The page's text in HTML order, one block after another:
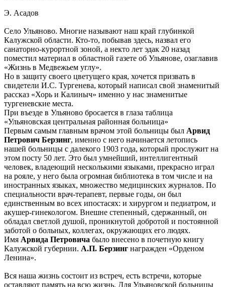
Э. Асадов
Село Ульяново. Многие называют наш край глубинкой
Калужской области. Кто-то, побывав здесь, назвал его
санаторно-курортной зоной, а некто лет эдак 20 назад
поместил материал в областной газете об Ульянове, озаглавив
«Жизнь в Медвежьем углу».
Но в защиту своего цветущего края, хочется призвать в
свидетели И.С. Тургенева, который написал свой знаменитый
рассказ «Хорь и Калиныч» именно у нас знаменитые
тургеневские места.
При въезде в Ульяново бросается в глаза таблица
«Ульяновская центральная районная больница»
Первым самым главным врачом этой больницы был Арвид
Петрович Берзинг, именно с него начинается летопись
нашей больницы с далекого 1903 года, который прослужит на
этом посту 50 лет. Это был умнейший, интеллигентный
человек, владеющий несколькими языками, прекрасно играл
на рояле, у него была огромная библиотека в том числе и на
иностранных языках, множество медицинских журналов. По
специальности врач-терапевт, первые годы, он был
единственным во всех ипостасях: и хирургом и педиатром, и
акушер-гинекологом. Внешне степенный, сдержанный, он
обладал светлой душой, проникнутой добротой и постоянной
заботой о больных, коллегах, окружающих его людях.
Имя Арвида Петровича было внесено в почетную книгу
Калужской губернии. А.П. Берзинг награжден «Орденом
Ленина».
Вся наша жизнь состоит из встреч, есть встречи, которые
оставляют память на всю жизнь. Для Ульяновской больницы